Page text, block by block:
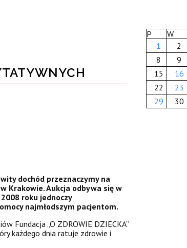
dochód przeznaczymy na
Krakowie. Aukcja odbywa się w
roku jednoczy
najmłodszym pacjentom.
Fundacja „O ZDROWIE DZIECKA”
każdego dnia ratuje zdrowie i
P
W
1
2
8
9
15
16
22
23
29
30